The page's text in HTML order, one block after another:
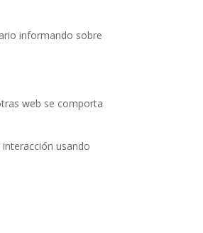
informando sobre
web se comporta
usando